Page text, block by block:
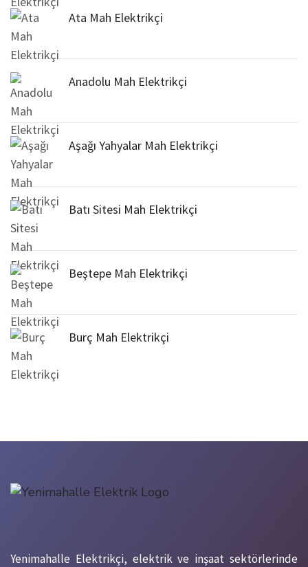
Ata Mah Elektrikçi
Anadolu Mah Elektrikçi
Aşağı Yahyalar Mah Elektrikçi
Batı Sitesi Mah Elektrikçi
Beştepe Mah Elektrikçi
Burç Mah Elektrikçi
Yenimahalle Elektrikçi, elektrik ve inşaat sektörlerinde